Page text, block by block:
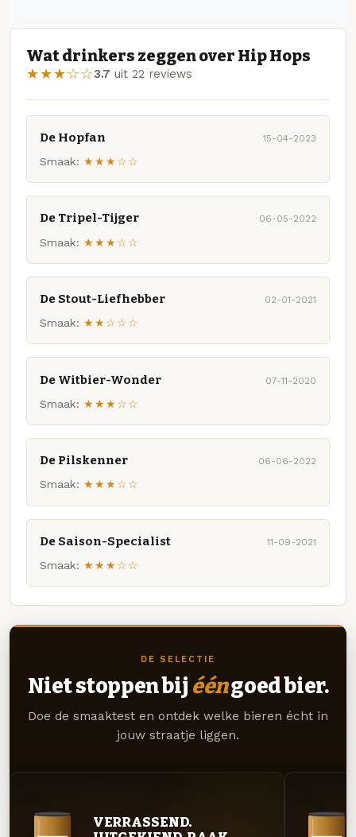
Wat drinkers zeggen over Hip Hops
★★★☆☆3.7 uit 22 reviews
De Hopfan 15-04-2023
Smaak: ★★★☆☆
De Tripel-Tijger 06-05-2022
Smaak: ★★★☆☆
De Stout-Liefhebber 02-01-2021
Smaak: ★★☆☆☆
De Witbier-Wonder 07-11-2020
Smaak: ★★★☆☆
De Pilskenner 06-06-2022
Smaak: ★★★☆☆
De Saison-Specialist 11-09-2021
Smaak: ★★★☆☆
DE SELECTIE
Niet stoppen bij ééngoed bier.
Doe de smaaktest en ontdek welke bieren écht in
jouw straatje liggen.
VERRASSEND.